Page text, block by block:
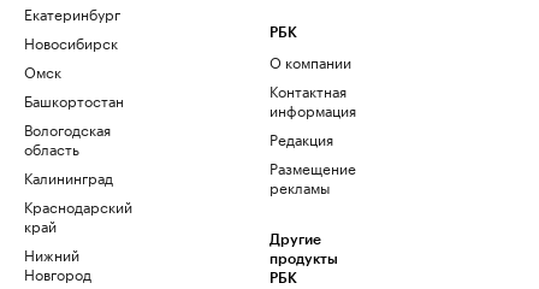
Екатеринбург
Новосибирск
Омск
Башкортостан
Вологодская
область
Калининград
Краснодарский
край
Нижний
Новгород
РБК
О компании
Контактная
информация
Редакция
Размещение
рекламы
Другие
продукты
РБК